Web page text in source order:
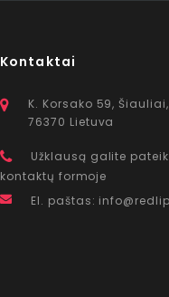
Kontaktai
K. Korsako 59,
76370 Lietuva
Užklausą galite
kontaktų formoje
El. paštas: